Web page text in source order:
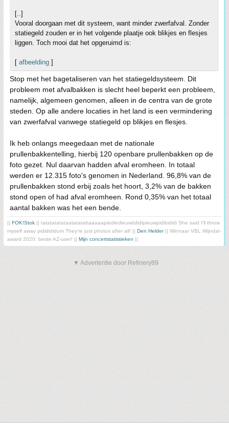
[..]
Vooral doorgaan met dit systeem, want minder zwerfafval. Zonder
statiegeld zouden er in het volgende plaatje ook blikjes en flesjes
liggen. Toch mooi dat het opgeruimd is:
[ afbeelding ]
Stop met het bagetaliseren van het statiegeldsysteem. Dit
probleem met afvalbakken is slecht heel beperkt een probleem,
namelijk, algemeen genomen, alleen in de centra van de grote
steden. Op alle andere locaties in het land is een vermindering
van zwerfafval vanwege statiegeld op blikjes en flesjes.
Ik heb onlangs meegedaan met de nationale
prullenbakkentelling, hierbij 120 openbare prullenbakken op de
foto gezet. Nul daarvan hadden afval eromheen. In totaal
werden er 12.315 foto's genomen in Nederland. 96,8% van de
prullenbakken stond erbij zoals het hoort, 3,2% van de bakken
stond open of had afval eromheen. Rond 0,35% van het totaal
aantal bakken was het een bende.
|| FOK!Stok || tatatatatataatatatattaaaaapiediedieuwtididipieuwpidibididi She said I'll throw
myself away pididididum They're just photos after all! || Den Helder|| Winnaar VBL Wijndal-
award 2020: beste AZ-user! || Mijn concertstatistieken ||
▼ Advertentie door Refinery89